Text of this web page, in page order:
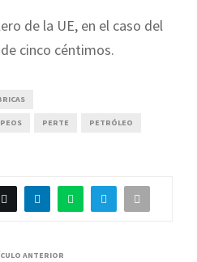
de la UE, en el caso del
cinco céntimos.
PERTE PETRÓLEO
ANTERIOR